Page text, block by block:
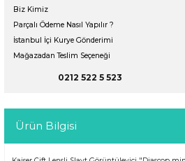
Biz Kimiz
Parçalı Ödeme Nasıl Yapılır ?
İstanbul İçi Kurye Gönderimi
Mağazadan Teslim Seçeneği
0212 522 5 523
Ürün Bilgisi